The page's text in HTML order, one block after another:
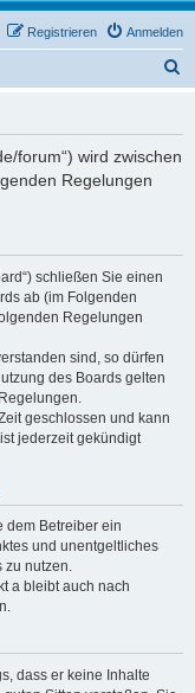
Anmelden
Registrieren
forum“) wird zwischen
Regelungen
schließen Sie einen
ab (im Folgenden
Regelungen
sind, so dürfen
des Boards gelten
geschlossen und kann
jederzeit gekündigt
dem Betreiber ein
und unentgeltliches
zu nutzen.
a bleibt auch nach
dass er keine Inhalte